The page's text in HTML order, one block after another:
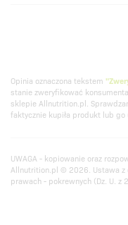
Opinia oznaczona tekstem
stanie zweryfikować
sklepie Allnutrition.pl.
faktycznie kupiła produkt lub go
UWAGA - kopiowanie oraz
Allnutrition.pl © 2026. Ustawa
prawach - pokrewnych (Dz. U. z